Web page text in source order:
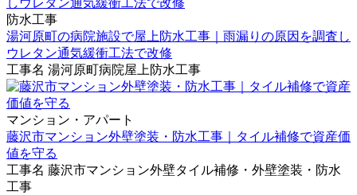
防水工事
湯河原町の病院施設で屋上防水工事｜雨漏りの原因を調査し
ウレタン通気緩衝工法で改修
工事名 湯河原町病院屋上防水工事
マンション・アパート
藤沢市マンション外壁塗装・防水工事｜タイル補修で資産価
値を守る
工事名 藤沢市マンション外壁タイル補修・外壁塗装・防水
工事